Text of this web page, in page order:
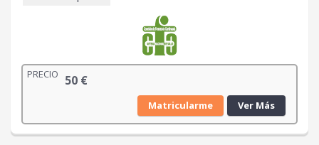
PRECIO 50 €
Matricularme Ver Más